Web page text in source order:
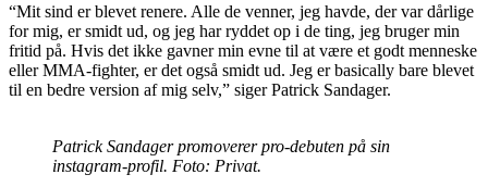
“Mit sind er blevet renere. Alle de venner, jeg havde, der var dårlige
for mig, er smidt ud, og jeg har ryddet op i de ting, jeg bruger min
fritid på. Hvis det ikke gavner min evne til at være et godt menneske
eller MMA-fighter, er det også smidt ud. Jeg er basically bare blevet
til en bedre version af mig selv,” siger Patrick Sandager.
Patrick Sandager promoverer pro-debuten på sin
instagram-profil. Foto: Privat.